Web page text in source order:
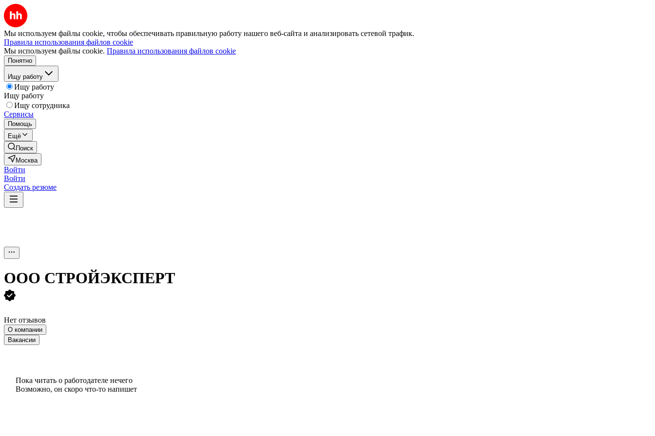
Мы используем файлы cookie, чтобы обеспечивать правильную работу нашего веб-сайта и анализировать сетевой трафик.
Правила использования файлов cookie
Мы используем файлы cookie. Правила использования файлов cookie
Понятно
Ищу работу
Ищу работу
Ищу работу
Ищу сотрудника
Сервисы
Помощь
Ещё
Поиск
Москва
Войти
Войти
Создать резюме
ООО СТРОЙЭКСПЕРТ
Нет отзывов
О компании
Вакансии
Пока читать о работодателе нечего
Возможно, он скоро что‑то напишет